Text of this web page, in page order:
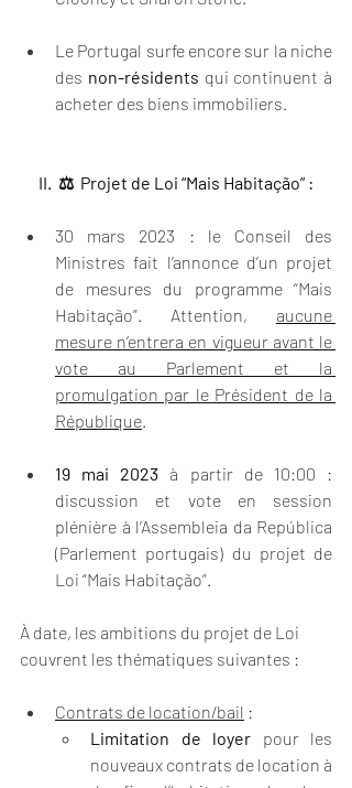
Le Portugal surfe encore sur la niche
des non-résidents qui continuent à
acheter des biens immobiliers.
II.  ⚖️  Projet de Loi “Mais Habitação” :
30 mars 2023 : le Conseil des
Ministres fait l’annonce d’un projet
de mesures du programme “Mais
Habitação”. Attention, aucune
mesure n’entrera en vigueur avant le
vote au Parlement et la
promulgation par le Président de la
République.
19 mai 2023 à partir de 10:00 :
discussion et vote en session
plénière à l’Assembleia da República
(Parlement portugais) du projet de
Loi “Mais Habitação”.
À date, les ambitions du projet de Loi
couvrent les thématiques suivantes :
Contrats de location/bail :
Limitation de loyer pour les
nouveaux contrats de location à